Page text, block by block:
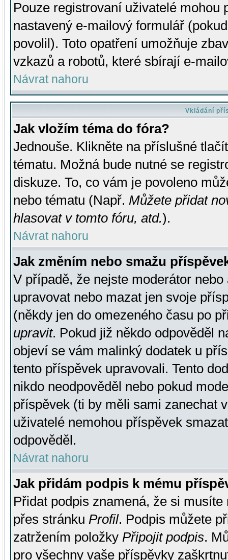
Pouze registrovaní uživatelé mohou
nastavený e-mailový formulář
povolil). Toto opatření umožňuje
vzkazů a robotů, které sbírají e-
Návrat nahoru
Vkládání
Jak vložím téma do fóra?
Jednouše. Klikněte na příslušné
tématu. Možná bude nutné se
diskuze. To, co vám je povoleno
nebo tématu (Např. Můžete přidat
hlasovat v tomto fóru, atd.).
Návrat nahoru
Jak změním nebo smažu
V případě, že nejste moderátor
upravovat nebo mazat jen svoje
(někdy jen do omezeného času po
upravit. Pokud již někdo odpověděl
objeví se vám malinký dodatek u
tento příspěvek upravovali. Tento
nikdo neodpověděl nebo pokud
příspěvek (ti by měli sami zanechat
uživatelé nemohou příspěvek
odpověděl.
Návrat nahoru
Jak přidám podpis k mému
Přidat podpis znamená, že si
přes stránku Profil. Podpis můžete
zatržením položky Připojit podpis.
pro všechny vaše příspěvky